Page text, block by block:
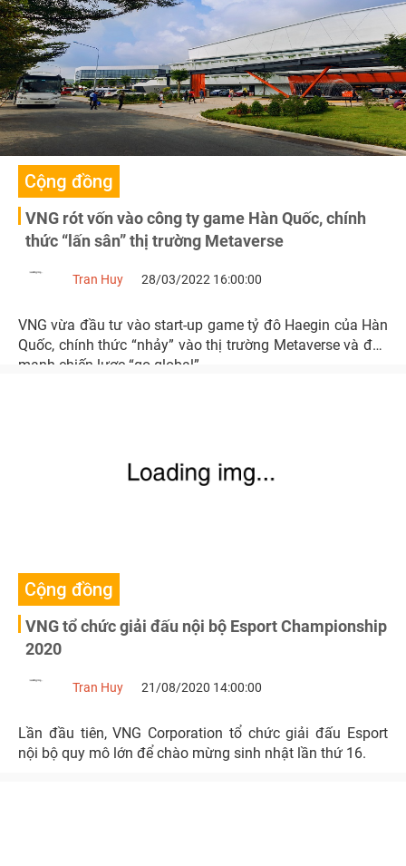
Cộng đồng
VNG rót vốn vào công ty game Hàn Quốc, chính
thức “lấn sân” thị trường Metaverse
Tran Huy 28/03/2022 16:00:00
VNG vừa đầu tư vào start-up game tỷ đô Haegin của Hàn
Quốc, chính thức “nhảy” vào thị trường Metaverse và đẩy
mạnh chiến lược “go global”.
Cộng đồng
VNG tổ chức giải đấu nội bộ Esport Championship
2020
Tran Huy 21/08/2020 14:00:00
Lần đầu tiên, VNG Corporation tổ chức giải đấu Esport
nội bộ quy mô lớn để chào mừng sinh nhật lần thứ 16.